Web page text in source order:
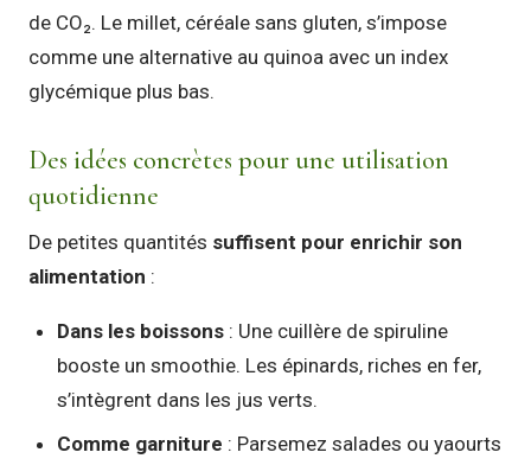
de CO₂. Le millet, céréale sans gluten, s’impose
comme une alternative au quinoa avec un index
glycémique plus bas.
Des idées concrètes pour une utilisation
quotidienne
De petites quantités suffisent pour enrichir son
alimentation :
Dans les boissons : Une cuillère de spiruline
booste un smoothie. Les épinards, riches en fer,
s’intègrent dans les jus verts.
Comme garniture : Parsemez salades ou yaourts